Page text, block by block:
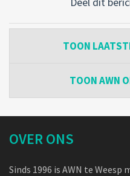
TOON
TOONAWN
OVER ONS
Sinds 1996 is AWN te